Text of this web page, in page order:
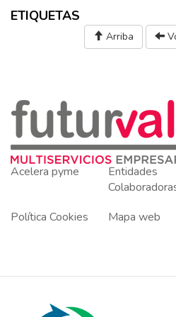
ETIQUETAS
Arriba
Acelera pyme
Entidades
Política Cookies
Mapa web